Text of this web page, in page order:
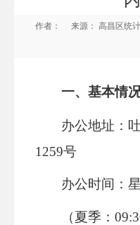
作者： 来源： 高昌区统
一、基本情况
办公地址：
1259号
办公时间：
（夏季：